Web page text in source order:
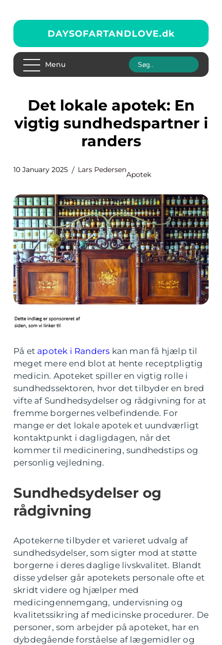
DAYSOFARTANDLOVE.dk
Menu
Det lokale apotek: En
vigtig sundhedspartner i
randers
10 January 2025 Lars Pedersen
Apotek
På et apotek i Randers kan man få hjælp til
meget mere end blot at hente receptpligtig
medicin. Apoteket spiller en vigtig rolle i
sundhedssektoren, hvor det tilbyder en bred
vifte af Sundhedsydelser og rådgivning for at
fremme borgernes velbefindende. For
mange er det lokale apotek et uundværligt
kontaktpunkt i dagligdagen, når det
kommer til medicinering, sundhedstips og
personlig vejledning.
Sundhedsydelser og
rådgivning
Apotekerne tilbyder et varieret udvalg af
sundhedsydelser, som sigter mod at støtte
borgerne i deres daglige livskvalitet. Blandt
disse ydelser går apotekets personale ofte et
skridt videre og hjælper med
medicingennemgang, undervisning og
kvalitetssikring af medicinske procedurer. De
personer, som arbejder på apoteket, har en
dybdegående forståelse af lægemidler og